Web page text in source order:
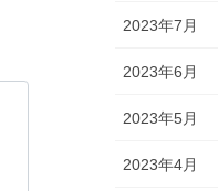
2023年7月
2023年6月
2023年5月
2023年4月